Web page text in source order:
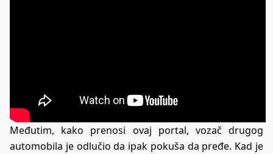
Međutim, kako prenosi ovaj portal, vozač drugog
automobila je odlučio da ipak pokuša da pređe. Kad je